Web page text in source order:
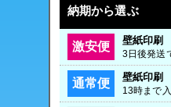
納期から選ぶ
激安便 壁紙印刷
3日後発送
通常便 壁紙印刷
13時まで